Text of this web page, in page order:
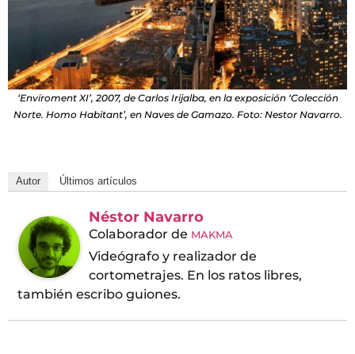
‘Enviroment XI’, 2007, de Carlos Irijalba, en la exposición ‘Colección
Norte. Homo Habitant’, en Naves de Gamazo. Foto: Nestor Navarro.
Autor Últimos artículos
Néstor Navarro
Colaborador de MAKMA
Videógrafo y realizador de
cortometrajes. En los ratos libres,
también escribo guiones.